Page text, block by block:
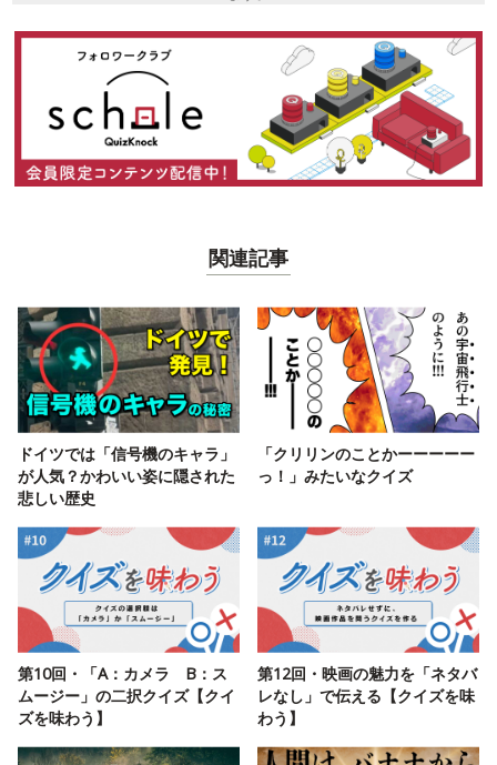
関連記事
ドイツでは「信号機のキャラ」
が人気？かわいい姿に隠された
悲しい歴史
「クリリンのことかーーーーー
っ！」みたいなクイズ
第10回・「A：カメラ B：ス
ムージー」の二択クイズ【クイ
ズを味わう】
第12回・映画の魅力を「ネタバ
レなし」で伝える【クイズを味
わう】